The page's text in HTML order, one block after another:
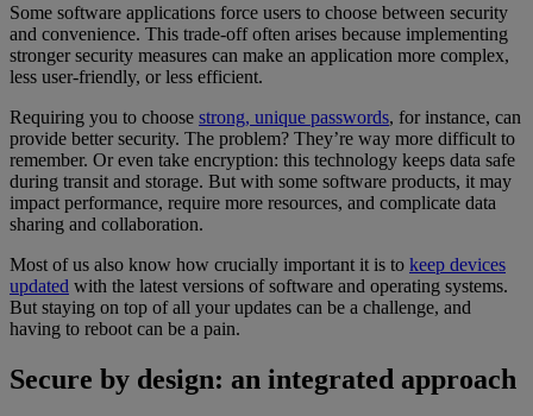
Some software applications force users to choose between security
and convenience. This trade-off often arises because implementing
stronger security measures can make an application more complex,
less user-friendly, or less efficient.
Requiring you to choose strong, unique passwords, for instance, can
provide better security. The problem? They’re way more difficult to
remember. Or even take encryption: this technology keeps data safe
during transit and storage. But with some software products, it may
impact performance, require more resources, and complicate data
sharing and collaboration.
Most of us also know how crucially important it is to keep devices
updated with the latest versions of software and operating systems.
But staying on top of all your updates can be a challenge, and
having to reboot can be a pain.
Secure by design: an integrated approach